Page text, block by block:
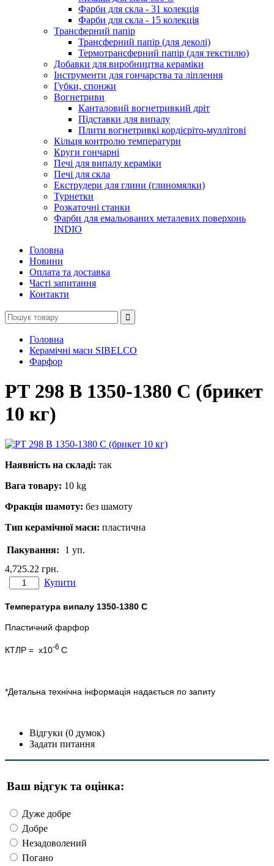
Фарби для скла - 31 колекція
Фарби для скла - 15 колекція
Трансферний папір
Трансферний папір (для деколі)
Термотрансферний папір (для текстилю)
Добавки для виробництва кераміки
Інструменти для гончарства та ліплення
Губки, спонжи
Вогнетриви
Канталовий вогнетривкий дріт
Підставки для випалу
Плити вогнетривкі кордієріто-муллітові
Кільця контролю температури
Круги гончарні
Печі для випалу кераміки
Печі для скла
Екструдери для глини (глиномялки)
Турнетки
Розкаточні станки
Фарби для емальованих металевих поверхонь
INDIO
Головна
Новини
Оплата та доставка
Часті запитання
Контакти
Головна
Керамічні маси SIBELСO
Фарфор
РТ 298 В 1350-1380 С (брикет
10 кг)
Наявність на складі: так
Вага товару: 10 kg
Фракція шамоту: без шамоту
Тип керамічної маси: пластична
Пакування:
1 уп.
4,725.22 грн.
Купити
Температура випалу 1350-1380 С
Пластичний фарфор
КТЛР = х10-6 С
*Детальна технічна інформація надається по запиту
Відгуки (0 думок)
Задати питання
Ваш відгук та оцінка:
Дуже добре
Добре
Незадоволений
Погано